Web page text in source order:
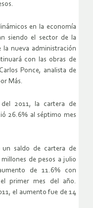
en la economía
siendo el sector de la
nueva administración
con las obras de
Ponce, analista de
Más.
2011, la cartera de
26.6% al séptimo mes
saldo de cartera de
de pesos a julio
de 11.6% con
primer mes del año.
el aumento fue de 14